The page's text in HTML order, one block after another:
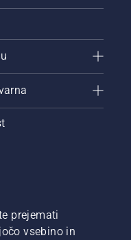
prejemati
vsebino in